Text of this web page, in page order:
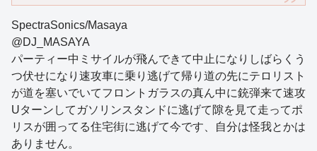
SpectraSonics/Masaya
@DJ_MASAYA
パーティー中ミサイルが飛んできて中止になりしばらくう
つ伏せになり速攻車に乗り逃げて帰り道の先にテロリスト
が道を塞いでいてフロントガラスの真ん中に銃弾来て速攻
Uターンしてガソリンスタンドに逃げて隙を見て走ってポ
リスが囲ってる住宅街に逃げて今です、自分は怪我とかは
ありません。